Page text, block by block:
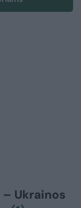
Ukrainos